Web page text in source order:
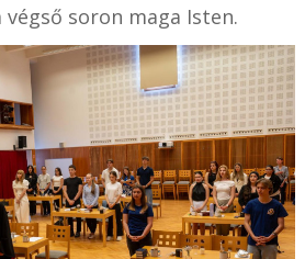
soron maga Isten.